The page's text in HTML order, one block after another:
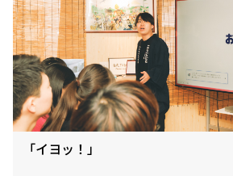
「イヨッ！」